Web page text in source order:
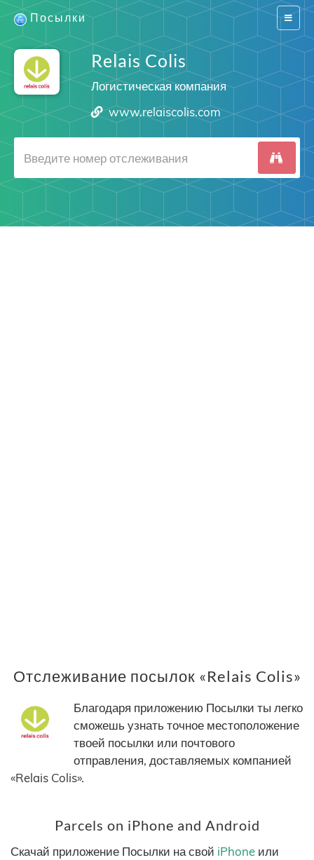
Switch
Посылки
Relais Colis
Логистическая компания
www.relaiscolis.com
Отслеживание посылок «Relais Colis»
Благодаря приложению Посылки ты легко
сможешь узнать точное местоположение
твоей посылки или почтового
отправления, доставляемых компанией
«Relais Colis».
Parcels on iPhone and Android
Скачай приложение Посылки на свой iPhone или